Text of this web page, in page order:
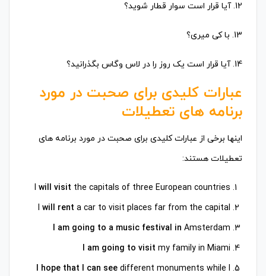
12. آیا قرار است سوار قطار شوید؟
13. با کی میری؟
14. آیا قرار است یک روز را در لاس وگاس بگذرانید؟
عبارات کلیدی برای صحبت در مورد
برنامه های تعطیلات
اینها برخی از عبارات کلیدی برای صحبت در مورد برنامه های
تعطیلات هستند:
I will visit the capitals of three European countries
I will rent a car to visit places far from the capital
I am going to a music festival in Amsterdam
I am going to visit my family in Miami
I hope that I can see different monuments while I